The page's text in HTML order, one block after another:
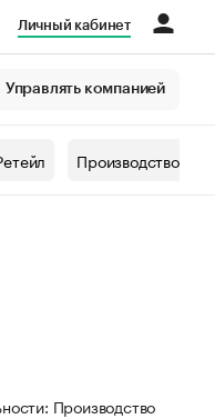
Личный кабинет
Управлять компанией
Производство
Производство